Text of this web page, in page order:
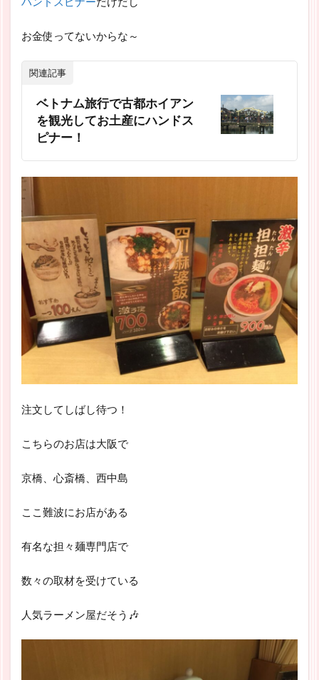
お金使ってないからな～
関連記事
ベトナム旅行で古都ホイアン
を観光してお土産にハンドス
ピナー！
注文してしばし待つ！
こちらのお店は大阪で
京橋、心斎橋、西中島
ここ難波にお店がある
有名な担々麺専門店で
数々の取材を受けている
人気ラーメン屋だそう🎶